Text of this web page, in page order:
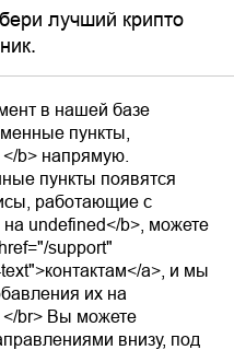
лучший крипто
в нашей базе
пункты,
b> напрямую.
пункты появятся
работающие с
undefined</b>, можете
support"
a>, и мы
их на
</br> Вы можете
внизу, под